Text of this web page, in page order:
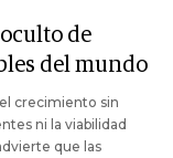
de
del mundo
crecimiento sin
ni la viabilidad
que las